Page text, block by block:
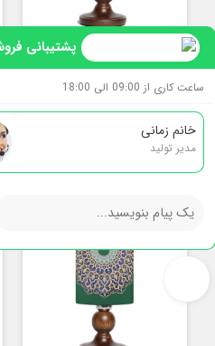
آباژور لیوانی پایه
چوبی...
کدمرجع 6038 لیوانی
قیمت
3,400,000 تومان

پیش فروش (۳~۷ روز کاری)
پشتیبانی
ساعت کاری از 09:00 الی 18:00
خانم زمانی
مدیر تولید